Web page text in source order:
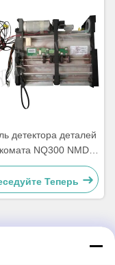
детектора деталей
NQ300 NMD
для банковского
оборудования
Теперь